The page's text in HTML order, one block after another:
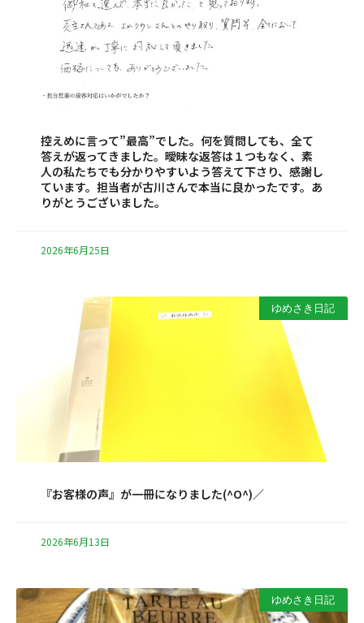
控えめに言って”最高”でした。何を質問しても、全て
答えが返ってきました。曖昧な返答は１つもなく、素
人の私たちでも分かりやすいよう答えて下さり、感謝し
ています。担当者が古川さんで本当に良かったです。あ
りがとうございました。
2026年6月25日
ゆめさき日記
『お客様の声』が一冊になりました(^O^)／
2026年6月13日
ゆめさき日記